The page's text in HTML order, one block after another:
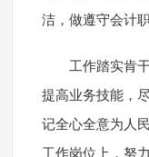
洁，做遵守会计
工作踏实肯
提高业务技能，
记全心全意为人
工作岗位上，努